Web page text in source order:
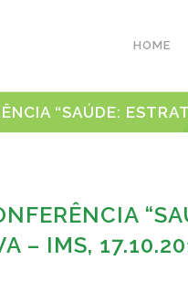
HOME
“SAÚDE:
– IMS,